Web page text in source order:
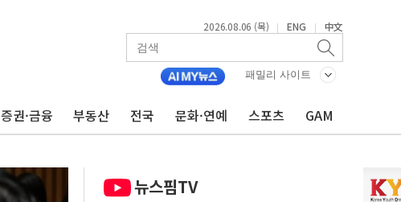
2026.08.06 (목) | ENG | 中文
패밀리 사이트
증권·금융 부동산 전국 문화·연예 스포츠 GAM
뉴스핌TV